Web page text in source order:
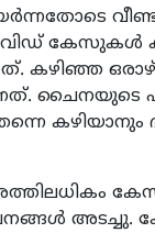
വീണ്ടും
കേസുകള്‍
ചൈനയുടെ